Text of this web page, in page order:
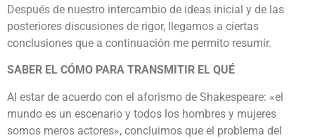
Después de nuestro intercambio de ideas inicial y de las
posteriores discusiones de rigor, llegamos a ciertas
conclusiones que a continuación me permito resumir.
SABER EL CÓMO PARA TRANSMITIR EL QUÉ
Al estar de acuerdo con el aforismo de Shakespeare: «el
mundo es un escenario y todos los hombres y mujeres
somos meros actores», concluimos que el problema del